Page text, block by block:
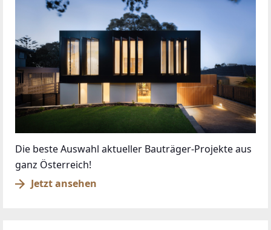
Die beste Auswahl aktueller Bauträger-Projekte aus
ganz Österreich!
Jetzt ansehen